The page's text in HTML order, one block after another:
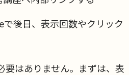
後日、表示回数やクリック
要はありません。まずは、表